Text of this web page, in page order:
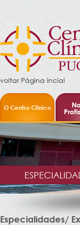
voltar Página incial
O Centro Clínico
Especialidades/